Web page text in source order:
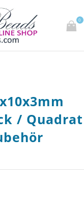
0
/ Quadrat